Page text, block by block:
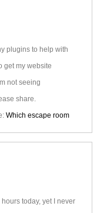
plugins to help with
get my website
not seeing
share.
Which escape room
today, yet I never